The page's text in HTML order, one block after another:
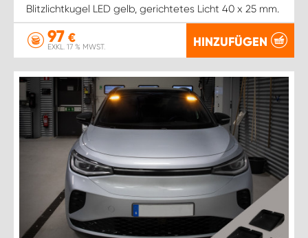
Blitzlichtkugel LED gelb, gerichtetes Licht 40 x 25 mm.
97 €
EXKL. 17 % MWST. HINZUFÜGEN